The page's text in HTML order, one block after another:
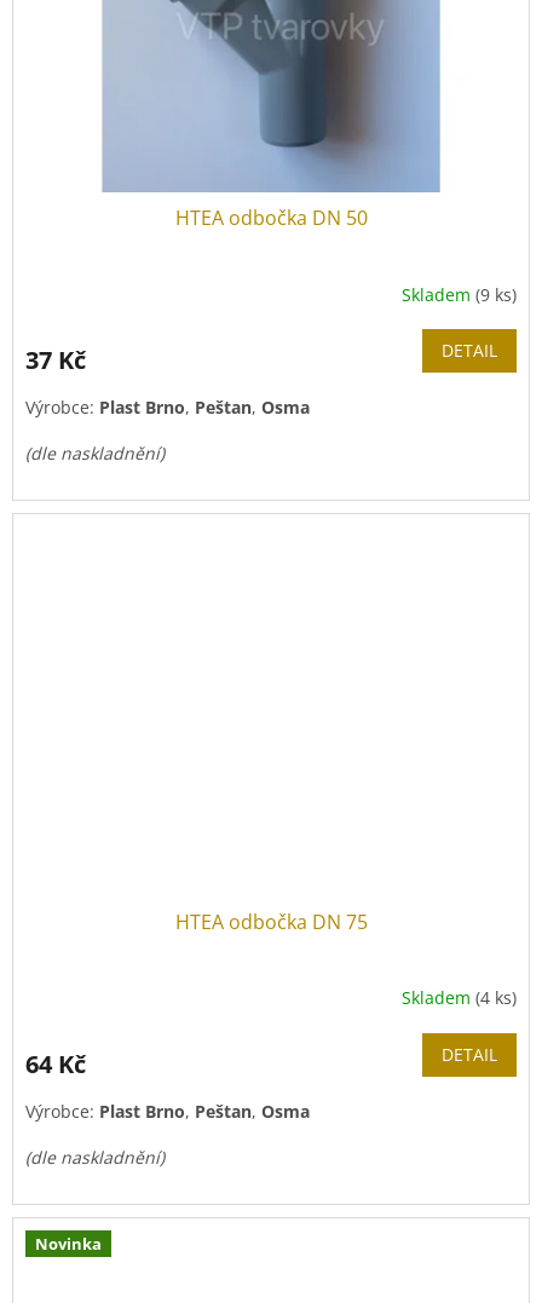
HTEA odbočka DN 50
Skladem (9 ks)
37 Kč DETAIL
Výrobce: Plast Brno, Peštan, Osma
(dle naskladnění)
HTEA odbočka DN 75
Skladem (4 ks)
64 Kč DETAIL
Výrobce: Plast Brno, Peštan, Osma
(dle naskladnění)
Novinka